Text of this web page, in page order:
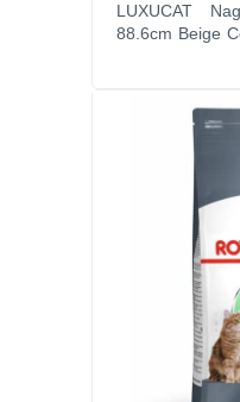
LUXUCAT
88.6cm Beige